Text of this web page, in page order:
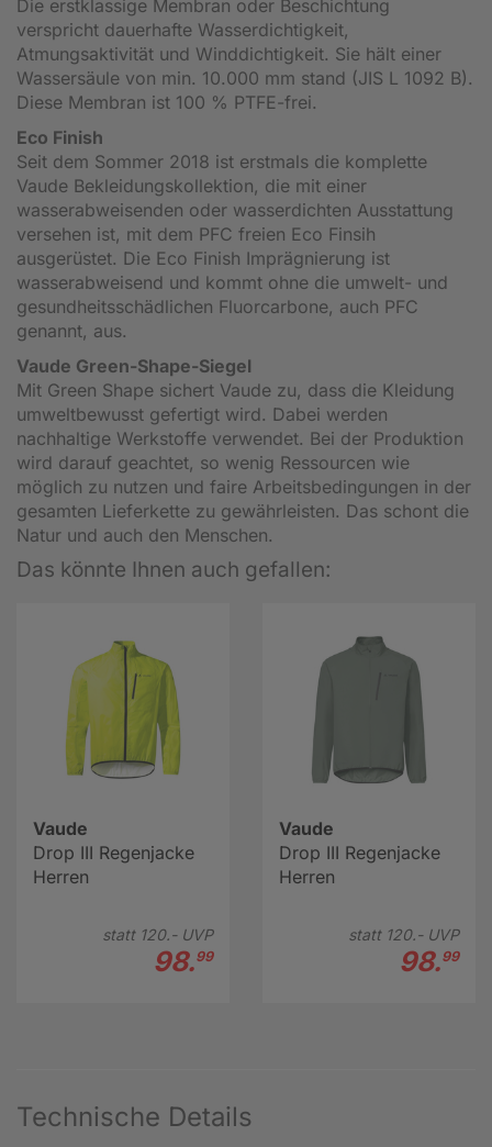
Die erstklassige Membran oder Beschichtung
verspricht dauerhafte Wasserdichtigkeit,
Atmungsaktivität und Winddichtigkeit. Sie hält einer
Wassersäule von min. 10.000 mm stand (JIS L 1092 B).
Diese Membran ist 100 % PTFE-frei.
Eco Finish
Seit dem Sommer 2018 ist erstmals die komplette
Vaude Bekleidungskollektion, die mit einer
wasserabweisenden oder wasserdichten Ausstattung
versehen ist, mit dem PFC freien Eco Finsih
ausgerüstet. Die Eco Finish Imprägnierung ist
wasserabweisend und kommt ohne die umwelt- und
gesundheitsschädlichen Fluorcarbone, auch PFC
genannt, aus.
Vaude Green-Shape-Siegel
Mit Green Shape sichert Vaude zu, dass die Kleidung
umweltbewusst gefertigt wird. Dabei werden
nachhaltige Werkstoffe verwendet. Bei der Produktion
wird darauf geachtet, so wenig Ressourcen wie
möglich zu nutzen und faire Arbeitsbedingungen in der
gesamten Lieferkette zu gewährleisten. Das schont die
Natur und auch den Menschen.
Das könnte Ihnen auch gefallen:
Vaude
Drop III Regenjacke
Herren
statt 120.-UVP
98.99
Vaude
Drop III Regenjacke
Herren
statt 120.-UVP
98.99
Technische Details